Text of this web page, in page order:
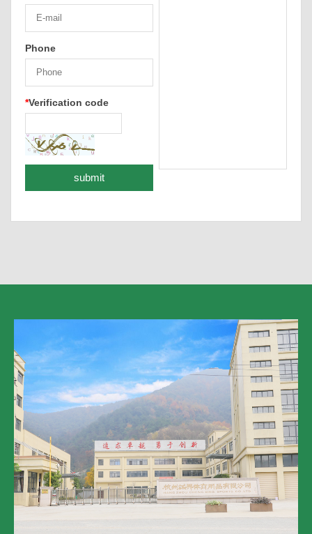
Phone
*Verification code